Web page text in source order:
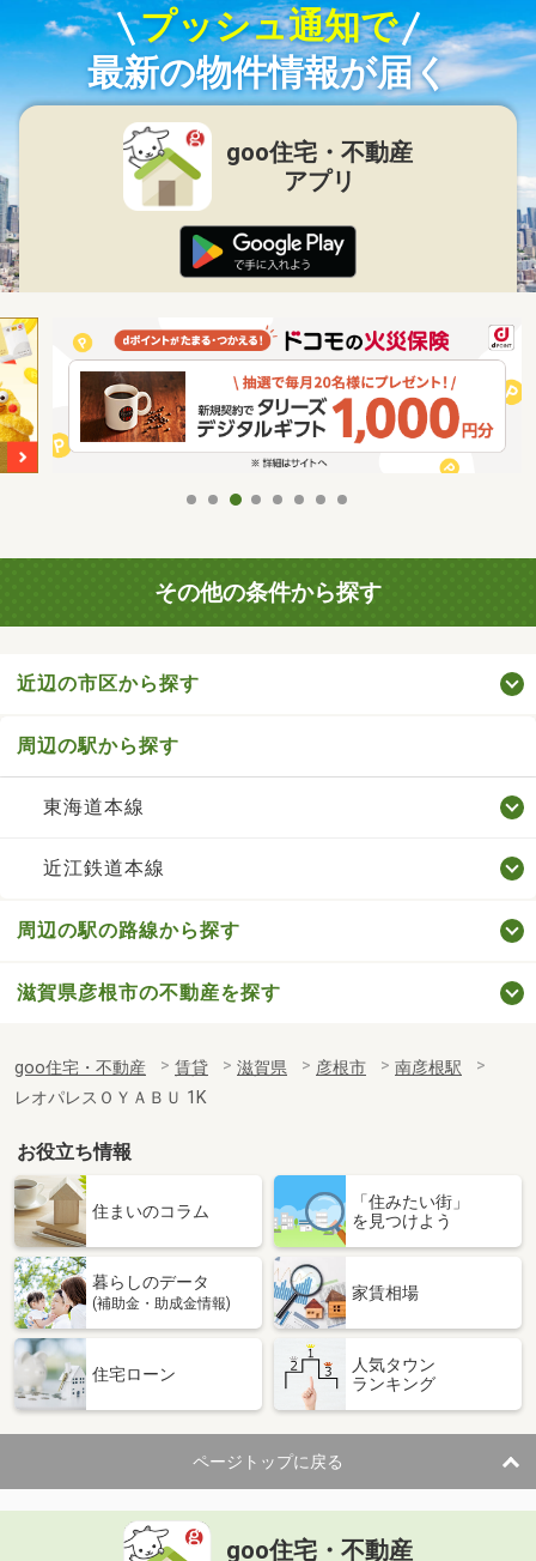
プッシュ通知で
最新の物件情報が届く
goo住宅・不動産
アプリ
その他の条件から探す
近辺の市区から探す
周辺の駅から探す
東海道本線
近江鉄道本線
周辺の駅の路線から探す
滋賀県彦根市の不動産を探す
goo住宅・不動産 賃貸 滋賀県 彦根市
南彦根駅
レオパレスＯＹＡＢＵ 1K
お役立ち情報
住まいのコラム
「住みたい街」
を見つけよう
暮らしのデータ
(補助金・助成金情報)
家賃相場
住宅ローン
人気タウン
ランキング
ページトップに戻る
goo住宅・不動産